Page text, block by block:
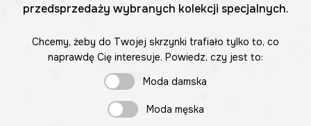
przedsprzedaży wybranych kolekcji specjalnych.
Chcemy, żeby do Twojej skrzynki trafiało tylko to, co
naprawdę Cię interesuje. Powiedz, czy jest to:
Moda damska
Moda męska